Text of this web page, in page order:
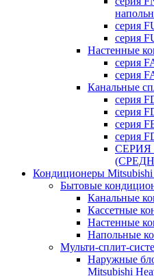
серия
серия
Настенные
серия
серия
Канальные
серия
серия
серия
серия
СЕРИЯ
Кондиционеры
Бытовые
Канальные
Кассетные
Настенные
Напольные
Мульти-сплит-
Наружные
Mitsubishi